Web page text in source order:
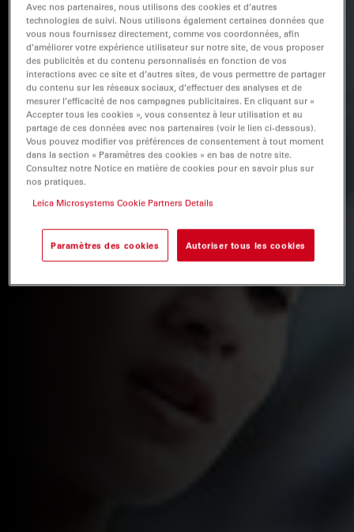
Avec nos partenaires, nous utilisons des cookies et d’autres
technologies de suivi. Nous utilisons également certaines données que
vous nous fournissez directement, comme vos coordonnées, afin
d’améliorer votre expérience utilisateur sur notre site, de vous proposer
des publicités et du contenu personnalisés en fonction de vos
interactions avec ce site et d’autres sites, de vous permettre de partager
du contenu sur les réseaux sociaux, d’effectuer des analyses et de
mesurer l’efficacité de nos campagnes publicitaires. En cliquant sur «
Accepter tous les cookies », vous consentez à leur utilisation et au
partage de ces données avec nos partenaires (voir le lien ci-dessous).
Vous pouvez modifier vos préférences de consentement à tout moment
dans la section « Paramètres des cookies » en bas de notre site.
Consultez notre Notice en matière de cookies pour en savoir plus sur
nos pratiques.
Leica Microsystems Cookie Partners Details
Paramètres des cookies Autoriser tous les cookies